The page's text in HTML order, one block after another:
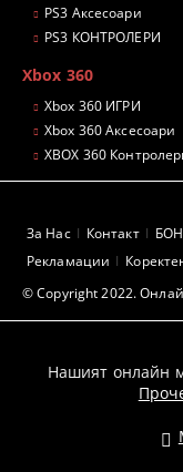
PS3 Аксесоари
PS3 КОНТРОЛЕРИ
Xbox 360
Xbox 360 ИГРИ
Xbox 360 Аксесоари
XBOX 360
© Copyright 2022.
За Нас Контакт
Рекламации
Нашият онлайн